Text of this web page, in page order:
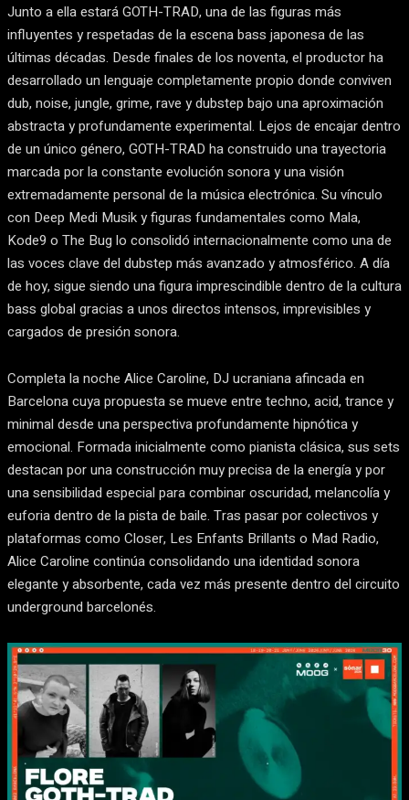
Junto a ella estará GOTH-TRAD, una de las figuras más
influyentes y respetadas de la escena bass japonesa de las
últimas décadas. Desde finales de los noventa, el productor ha
desarrollado un lenguaje completamente propio donde conviven
dub, noise, jungle, grime, rave y dubstep bajo una aproximación
abstracta y profundamente experimental. Lejos de encajar dentro
de un único género, GOTH-TRAD ha construido una trayectoria
marcada por la constante evolución sonora y una visión
extremadamente personal de la música electrónica. Su vínculo
con Deep Medi Musik y figuras fundamentales como Mala,
Kode9 o The Bug lo consolidó internacionalmente como una de
las voces clave del dubstep más avanzado y atmosférico. A día
de hoy, sigue siendo una figura imprescindible dentro de la cultura
bass global gracias a unos directos intensos, imprevisibles y
cargados de presión sonora.
Completa la noche Alice Caroline, DJ ucraniana afincada en
Barcelona cuya propuesta se mueve entre techno, acid, trance y
minimal desde una perspectiva profundamente hipnótica y
emocional. Formada inicialmente como pianista clásica, sus sets
destacan por una construcción muy precisa de la energía y por
una sensibilidad especial para combinar oscuridad, melancolía y
euforia dentro de la pista de baile. Tras pasar por colectivos y
plataformas como Closer, Les Enfants Brillants o Mad Radio,
Alice Caroline continúa consolidando una identidad sonora
elegante y absorbente, cada vez más presente dentro del circuito
underground barcelonés.